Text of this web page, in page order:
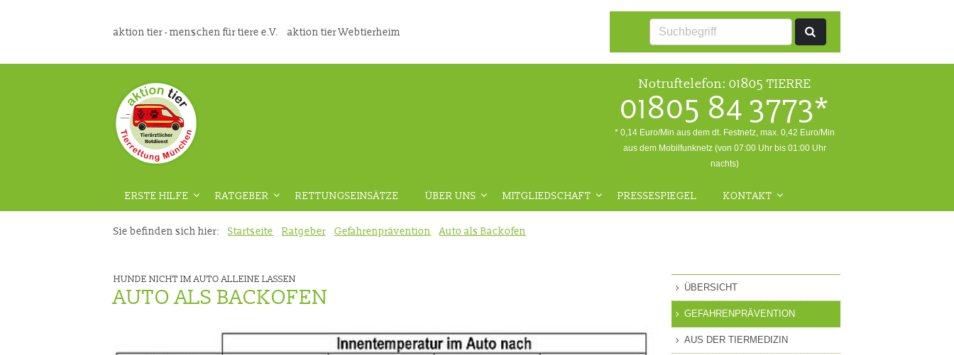
aktion tier - menschen für tiere e.V. aktion tier Webtierheim
Notruftelefon: 01805 TIERRE
01805 84 3773*
* 0,14 Euro/Min aus dem dt. Festnetz, max. 0,42 Euro/Min
aus dem Mobilfunknetz (von 07:00 Uhr bis 01:00 Uhr
nachts)
ERSTE HILFE
DIE RICHTIGE VORBEREITUNG
RATGEBER
AUS DER TIERMEDIZIN
RETTUNGSEINSÄTZE ÜBER UNS
20 JAHRE TIERRETTUNG
MITGLIEDSCHAFT
MITGLIEDSCHAFT KÜNDIGEN
PRESSESPIEGEL KONTAKT
RÜCKFRAGEN WILDTIERE
FRAGEN ZUR
MITGLIEDSCHAFT
Sie befinden sich hier: Startseite Ratgeber Gefahrenprävention Auto als Backofen
HUNDE NICHT IM AUTO ALLEINE LASSEN
AUTO ALS BACKOFEN ÜBERSICHT
GEFAHRENPRÄVENTION
AUS DER TIERMEDIZIN